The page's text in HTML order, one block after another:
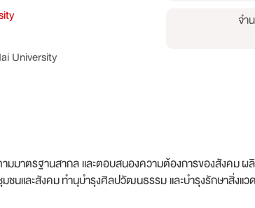
University
จำ
าตรฐานสากล และตอบสนองความต้องการของสังคมผ
ชนและสังคมทำนุบำรุงศิลปวัฒนธรรม และบำรุงรักษาสิ่งแ